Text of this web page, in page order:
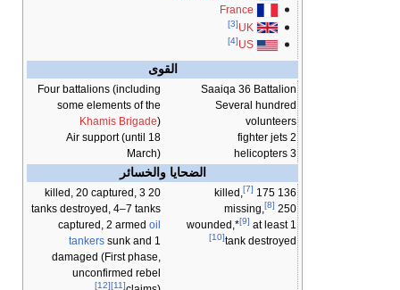
France
UK
[3]
US
[4]
القوى
Saaiqa 36 Battalion
Several hundred
volunteers
2 fighter jets
3 helicopters
Four battalions (including
some elements of the
Khamis Brigade)
Air support (until 18
March)
الضحايا والخسائر
136 killed,
[7] 175
missing,
[8] 250
wounded,*
[9] at least 1
tank destroyed
[10]
20 killed, 20 captured, 3
tanks destroyed, 4–7 tanks
captured, 2 armed oil
tankers sunk and 1
damaged (First phase,
unconfirmed rebel
[11]
[12]